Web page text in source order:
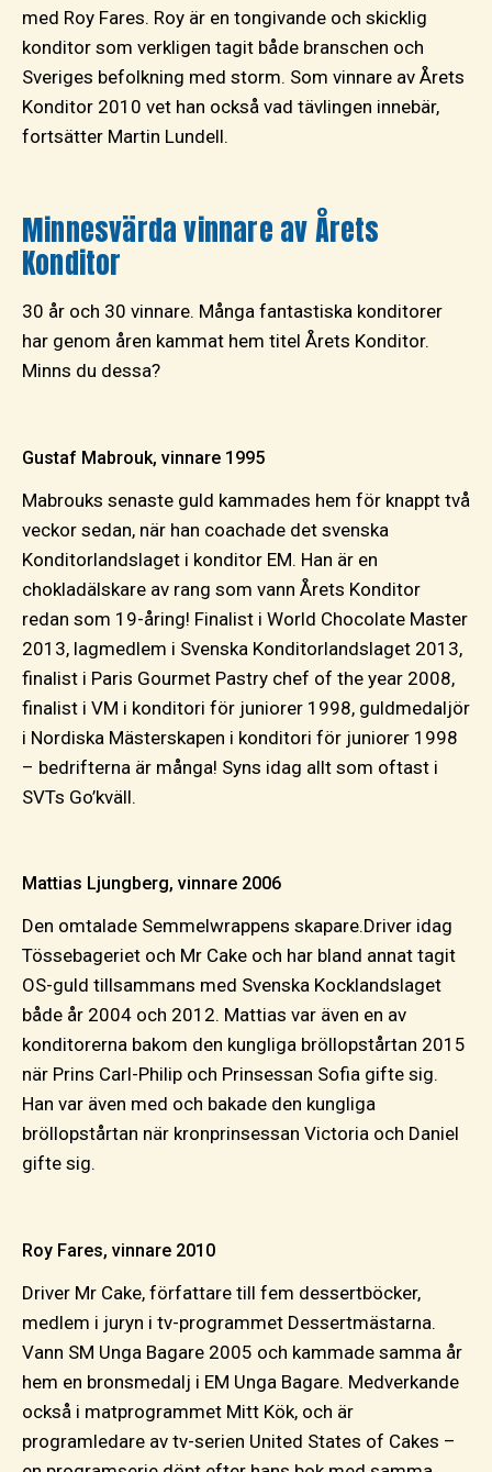
med Roy Fares. Roy är en tongivande och skicklig
konditor som verkligen tagit både branschen och
Sveriges befolkning med storm. Som vinnare av Årets
Konditor 2010 vet han också vad tävlingen innebär,
fortsätter Martin Lundell.
Minnesvärda vinnare av Årets
Konditor
30 år och 30 vinnare. Många fantastiska konditorer
har genom åren kammat hem titel Årets Konditor.
Minns du dessa?
Gustaf Mabrouk, vinnare 1995
Mabrouks senaste guld kammades hem för knappt två
veckor sedan, när han coachade det svenska
Konditorlandslaget i konditor EM. Han är en
chokladälskare av rang som vann Årets Konditor
redan som 19-åring! Finalist i World Chocolate Master
2013, lagmedlem i Svenska Konditorlandslaget 2013,
finalist i Paris Gourmet Pastry chef of the year 2008,
finalist i VM i konditori för juniorer 1998, guldmedaljör
i Nordiska Mästerskapen i konditori för juniorer 1998
– bedrifterna är många! Syns idag allt som oftast i
SVTs Go’kväll.
Mattias Ljungberg, vinnare 2006
Den omtalade Semmelwrappens skapare.Driver idag
Tössebageriet och Mr Cake och har bland annat tagit
OS-guld tillsammans med Svenska Kocklandslaget
både år 2004 och 2012. Mattias var även en av
konditorerna bakom den kungliga bröllopstårtan 2015
när Prins Carl-Philip och Prinsessan Sofia gifte sig.
Han var även med och bakade den kungliga
bröllopstårtan när kronprinsessan Victoria och Daniel
gifte sig.
Roy Fares, vinnare 2010
Driver Mr Cake, författare till fem dessertböcker,
medlem i juryn i tv-programmet Dessertmästarna.
Vann SM Unga Bagare 2005 och kammade samma år
hem en bronsmedalj i EM Unga Bagare. Medverkande
också i matprogrammet Mitt Kök, och är
programledare av tv-serien United States of Cakes –